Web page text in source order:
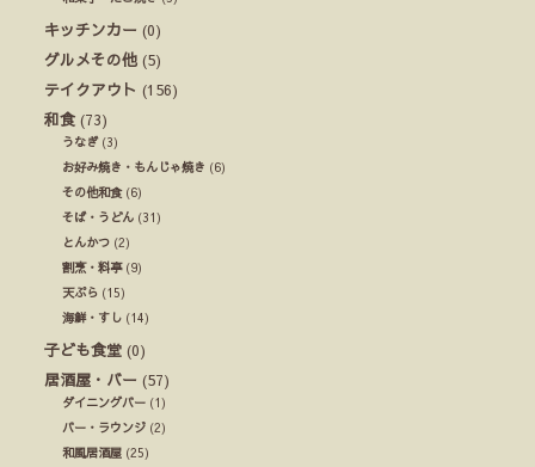
キッチンカー (0)
グルメその他 (5)
テイクアウト (156)
和食 (73)
うなぎ(3)
お好み焼き・もんじゃ焼き (6)
その他和食(6)
そば・うどん (31)
とんかつ (2)
割烹・料亭(9)
天ぷら (15)
海鮮・すし (14)
子ども食堂 (0)
居酒屋・バー (57)
ダイニングバー (1)
バー・ラウンジ (2)
和風居酒屋 (25)